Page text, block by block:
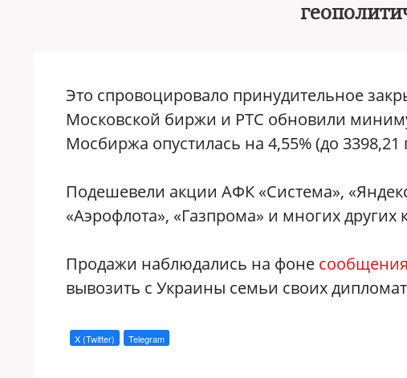
Это спровоцировало принудительное
Московской биржи и РТС обновили
Мосбиржа опустилась на 4,55% (до
Подешевели акции АФК «Система»,
«Аэрофлота», «Газпрома» и многих других
Продажи наблюдались на фоне сообщения
вывозить с Украины семьи своих
X (Twitter) Telegram